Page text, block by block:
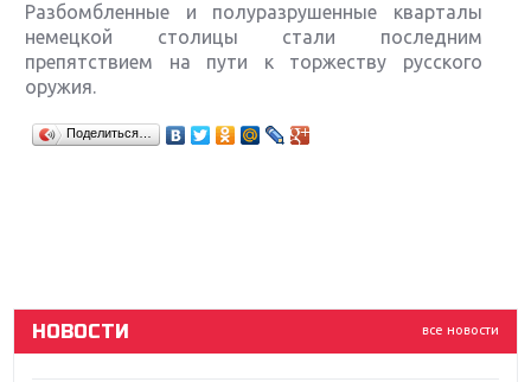
Разбомбленные и полуразрушенные кварталы
немецкой столицы стали последним
препятствием на пути к торжеству русского
оружия.
Поделиться…
все новости
НОВОСТИ
Крупнейшие релизы мая: Nintendo, Microsoft и
Sony
Far Cry 5: хвалить нельзя ругать